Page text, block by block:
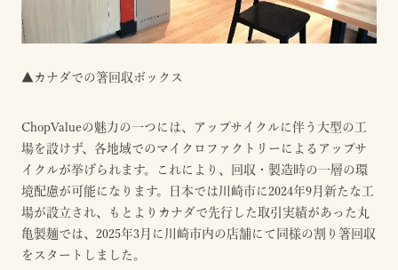
▲カナダでの箸回収ボックス
ChopValueの魅力の一つには、アップサイクルに伴う大型の工
場を設けず、各地域でのマイクロファクトリーによるアップサ
イクルが挙げられます。これにより、回収・製造時の一層の環
境配慮が可能になります。日本では川崎市に2024年9月新たな工
場が設立され、もとよりカナダで先行した取引実績があった丸
亀製麺では、2025年3月に川崎市内の店舗にて同様の割り箸回収
をスタートしました。